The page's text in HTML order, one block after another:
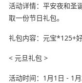
活动详情：平安夜和圣
取一份节日礼包。
礼包内容：元宝*125+
< 元旦礼包 >
活动时间：1月1日 - 1